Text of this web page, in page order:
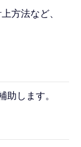
方法など、
助します。